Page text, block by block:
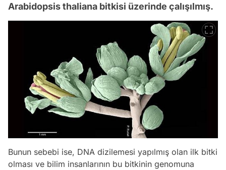
Arabidopsis thaliana bitkisi üzerinde çalışılmış.
Bunun sebebi ise, DNA dizilemesi yapılmış olan ilk bitki
olması ve bilim insanlarının bu bitkinin genomuna